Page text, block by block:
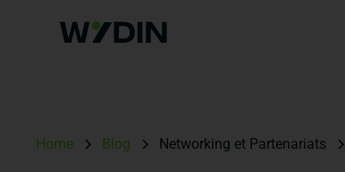
Home Blog Networking et Partenariats